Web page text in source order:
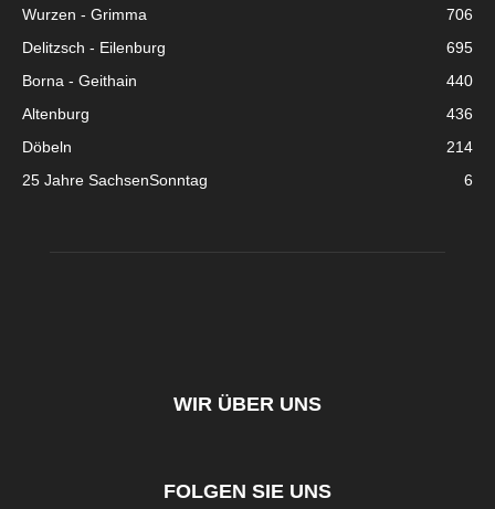
Wurzen - Grimma
706
Delitzsch - Eilenburg
695
Borna - Geithain
440
Altenburg
436
Döbeln
214
25 Jahre SachsenSonntag
6
WIR ÜBER UNS
FOLGEN SIE UNS